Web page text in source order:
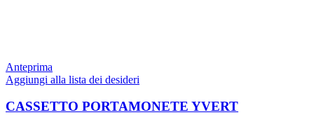
Anteprima
Aggiungi alla lista dei desideri
CASSETTO PORTAMONETE YVERT